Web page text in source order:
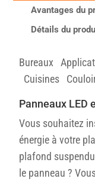
Avantages du
Détails du
Bureaux
Cuisines
Panneaux LED
Vous souhaitez
énergie à votre
plafond
le panneau ?